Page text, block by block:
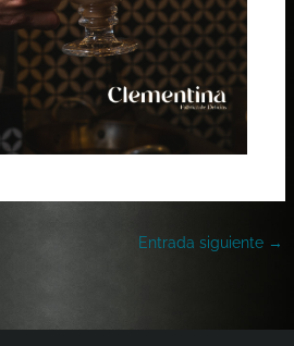
Entrada siguiente →